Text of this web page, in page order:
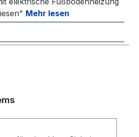
Mehr lesen